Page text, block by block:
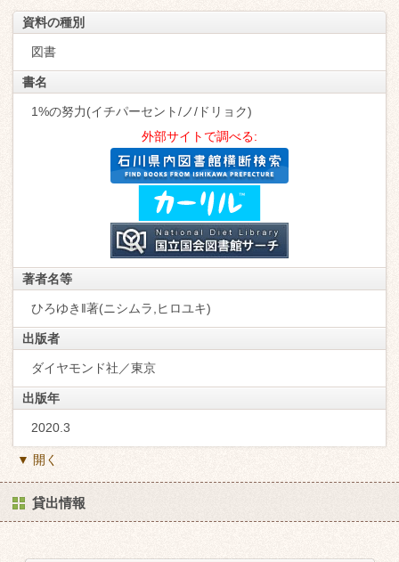
資料の種別
図書
書名
1%の努力(イチパーセント/ノ/ドリョク)
外部サイトで調べる:
著者名等
ひろゆき‖著(ニシムラ,ヒロユキ)
出版者
ダイヤモンド社／東京
出版年
2020.3
▼ 開く
貸出情報